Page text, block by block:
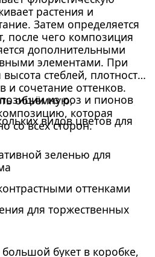
растения и
Затем определяется
после чего композиция
дополнительными
элементами. При
стеблей, плотность
и сочетание оттенков.
объёмную,
которая
со всех сторон.
из роз и пионов
видов цветов для
зеленью для
оттенками
для торжественных
букет в коробке,